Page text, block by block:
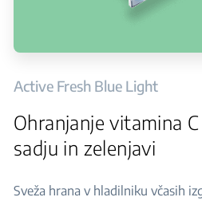
Active Fresh Blue Light
Ohranjanje vitamina
sadju in zelenjavi
Sveža hrana v hladilniku včasih